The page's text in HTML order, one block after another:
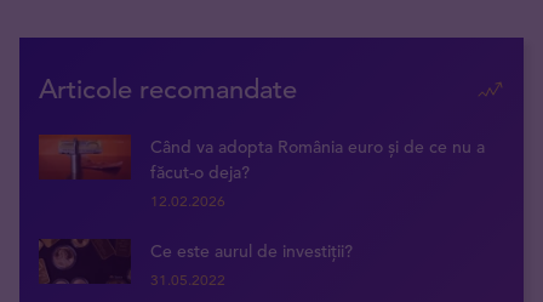
Articole recomandate
Când va adopta România euro și de ce nu a
făcut-o deja?
12.02.2026
Ce este aurul de investiții?
31.05.2022